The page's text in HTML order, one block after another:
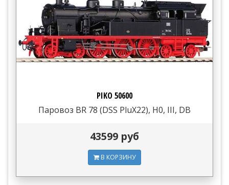
PIKO 50600
Паровоз BR 78 (DSS PluX22), H0, III, DB
43599 руб
В КОРЗИНУ